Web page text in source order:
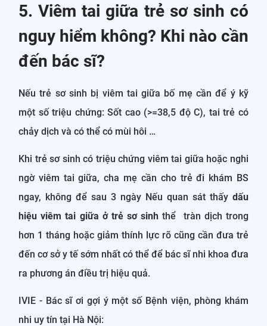
5. Viêm tai giữa trẻ sơ sinh có
nguy hiểm không? Khi nào cần
đến bác sĩ?
Nếu trẻ sơ sinh bị viêm tai giữa bố mẹ cần để ý kỹ
một số triệu chứng: Sốt cao (>=38,5 độ C), tai trẻ có
chảy dịch và có thể có mùi hôi …
Khi trẻ sơ sinh có triệu chứng viêm tai giữa hoặc nghi
ngờ viêm tai giữa, cha mẹ cần cho trẻ đi khám BS
ngay, không để sau 3 ngày Nếu quan sát thấy dấu
hiệu viêm tai giữa ở trẻ sơ sinh thể tràn dịch trong
hơn 1 tháng hoặc giảm thính lực rõ cũng cần đưa trẻ
đến cơ sở y tế sớm nhất có thể để bác sĩ nhi khoa đưa
ra phương án điều trị hiệu quả.
IVIE - Bác sĩ ơi gợi ý một số Bệnh viện, phòng khám
nhi uy tín tại Hà Nội: